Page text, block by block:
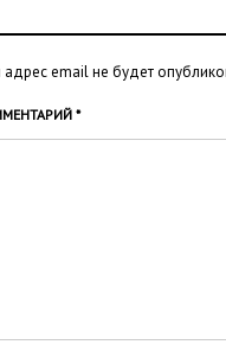
email не будет
*